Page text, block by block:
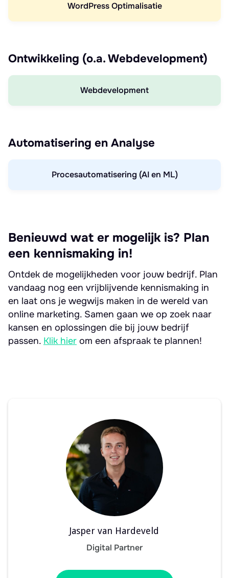
WordPress Optimalisatie
Ontwikkeling (o.a. Webdevelopment)
Webdevelopment
Automatisering en Analyse
Procesautomatisering (AI en ML)
Benieuwd wat er mogelijk is? Plan
een kennismaking in!
Ontdek de mogelijkheden voor jouw bedrijf. Plan
vandaag nog een vrijblijvende kennismaking in
en laat ons je wegwijs maken in de wereld van
online marketing. Samen gaan we op zoek naar
kansen en oplossingen die bij jouw bedrijf
passen. Klik hier om een afspraak te plannen!
Jasper van Hardeveld
Digital Partner